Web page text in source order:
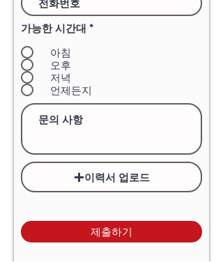
가능한 시간대 *
아침
오후
저녁
언제든지
이력서 업로드
제출하기